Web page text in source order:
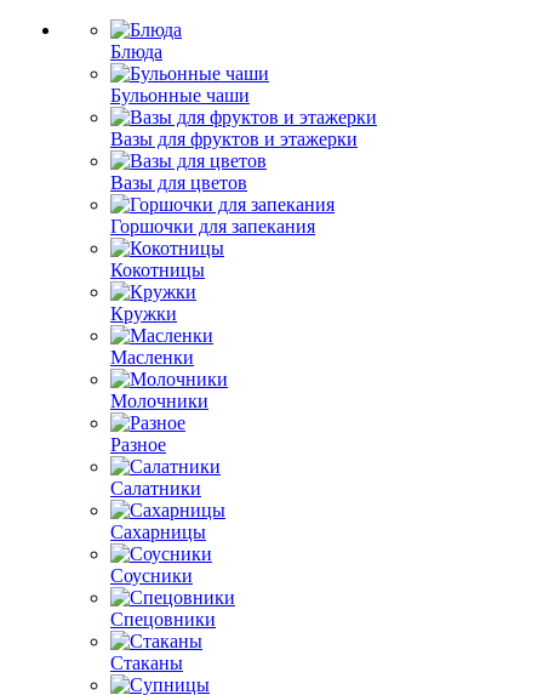
Блюда
Бульонные чаши
Вазы для фруктов и этажерки
Вазы для цветов
Горшочки для запекания
Кокотницы
Кружки
Масленки
Молочники
Разное
Салатники
Сахарницы
Соусники
Спецовники
Стаканы